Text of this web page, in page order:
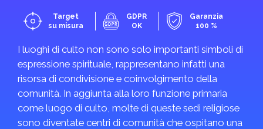
Target
su misura
GDPR
OK
Garanzia
100 %
I luoghi di culto non sono solo importanti simboli di
espressione spirituale, rappresentano infatti una
risorsa di condivisione e coinvolgimento della
comunità. In aggiunta alla loro funzione primaria
come luogo di culto, molte di queste sedi religiose
sono diventate centri di comunità che ospitano una